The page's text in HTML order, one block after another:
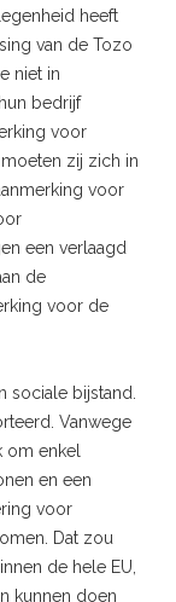
heeft
van de Tozo
niet in
bedrijf
voor
zij zich in
voor
een verlaagd
de
voor de
sociale bijstand.
Vanwege
om enkel
en een
voor
Dat zou
de hele EU,
kunnen doen